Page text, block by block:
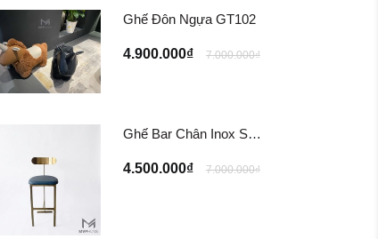
Ghế Đôn Ngựa GT102
4.900.000₫ 7.000.000₫
Ghế Bar Chân Inox Sotogrande TG-309
4.500.000₫ 7.000.000₫